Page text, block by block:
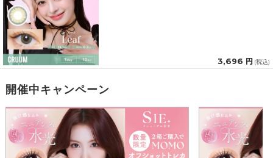
3,696 円 (税込)
開催中キャンペーン